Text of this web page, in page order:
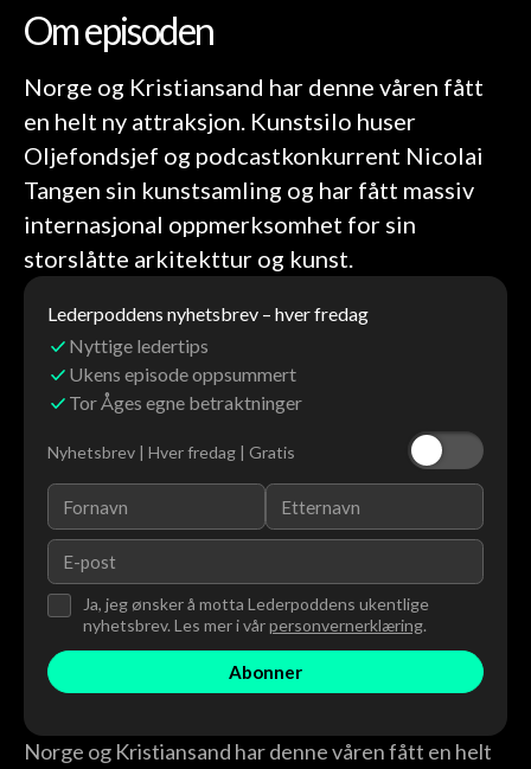
Om episoden
Norge og Kristiansand har denne våren fått
en helt ny attraksjon. Kunstsilo huser
Oljefondsjef og podcastkonkurrent Nicolai
Tangen sin kunstsamling og har fått massiv
internasjonal oppmerksomhet for sin
storslåtte arkitekttur og kunst.
Lederpoddens nyhetsbrev – hver fredag
Nyttige ledertips
Ukens episode oppsummert
Tor Åges egne betraktninger
Nyhetsbrev | Hver fredag | Gratis
Ja, jeg ønsker å motta Lederpoddens ukentlige
nyhetsbrev. Les mer i vårpersonvernerklæring.
Norge og Kristiansand har denne våren fått en helt